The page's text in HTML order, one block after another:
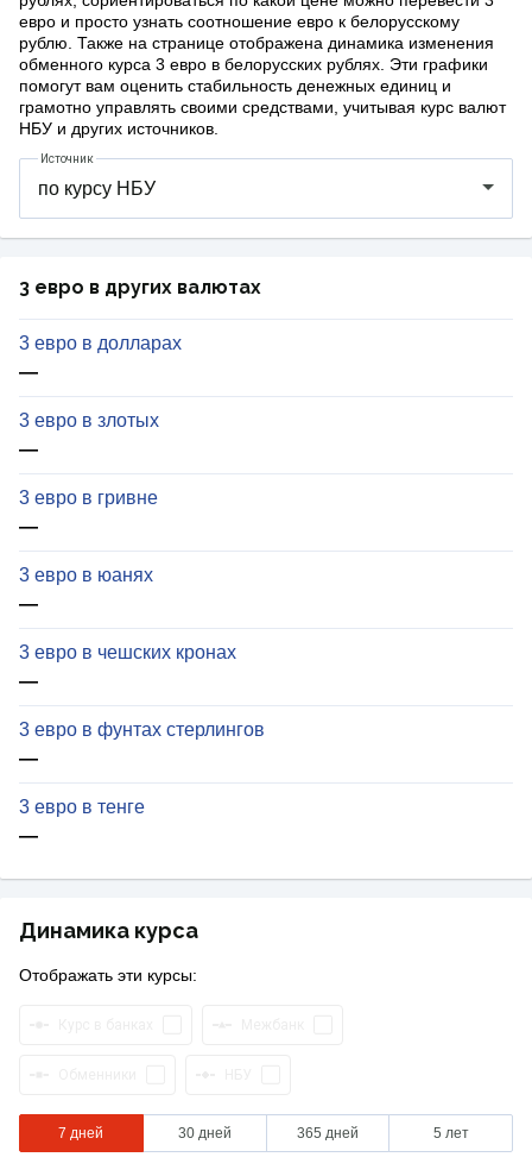
евро и просто узнать соотношение евро к белорусскому
рублю. Также на странице отображена динамика изменения
обменного курса 3 евро в белорусских рублях. Эти графики
помогут вам оценить стабильность денежных единиц и
грамотно управлять своими средствами, учитывая курс валют
НБУ и других источников.
Источник
3 евро в других валютах
3 евро в долларах
—
3 евро в злотых
—
3 евро в гривне
—
3 евро в юанях
—
3 евро в чешских кронах
—
3 евро в фунтах стерлингов
—
3 евро в тенге
—
Динамика курса
Отображать эти курсы:
7 дней 30 дней 365 дней 5 лет